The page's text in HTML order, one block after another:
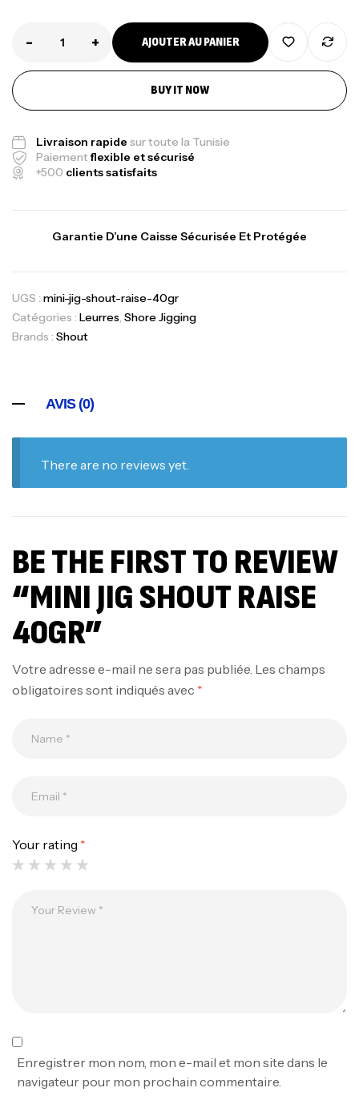
- + AJOUTER AU PANIER
BUY IT NOW
Livraison rapide sur toute la Tunisie
Paiementflexible et sécurisé
+500 clients satisfaits
Garantie D’une Caisse Sécurisée Et Protégée
UGS : mini-jig-shout-raise-40gr
Catégories : Leurres, Shore Jigging
Brands : Shout
AVIS (0)
There are no reviews yet.
BE THE FIRST TO REVIEW
“MINI JIG SHOUT RAISE
40GR”
Votre adresse e-mail ne sera pas publiée. Les champs
obligatoires sont indiqués avec *
Your rating *
Enregistrer mon nom, mon e-mail et mon site dans le
navigateur pour mon prochain commentaire.
1.83m 120/250gr 30kg
Bagagerie
د.ت
د.ت378,000